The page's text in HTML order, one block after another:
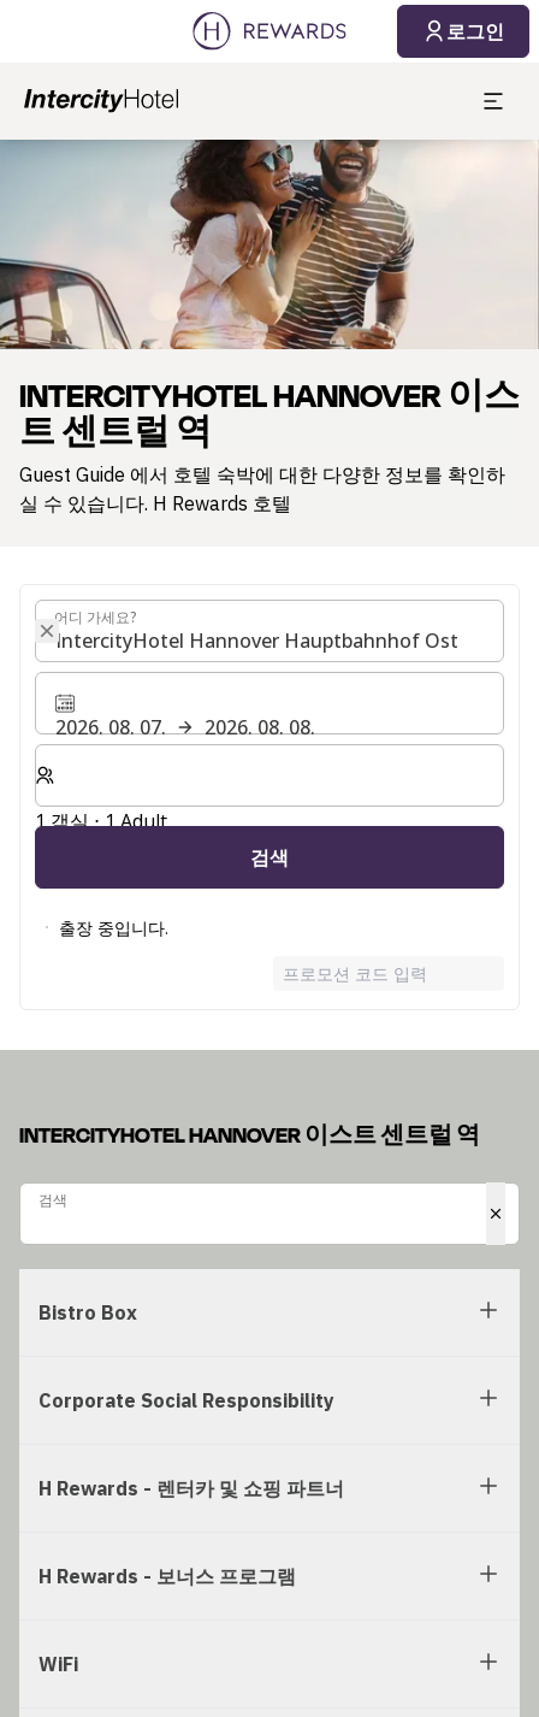
로그인
슬라이드 1 의 1
INTERCITYHOTEL HANNOVER 이스
트 센트럴 역
Guest Guide 에서 호텔 숙박에 대한 다양한 정보를 확인하
실 수 있습니다. H Rewards 호텔
2026. 08. 08.
어디 가세요?
어디 가세요?
2026. 08. 07.
2026. 08. 08.
숙박할 객실 및 게스트 수 선택
1 객실 ⋅ 1 Adult
검색
출장 중입니다.
프로모션 코드 입력
INTERCITYHOTEL HANNOVER 이스트 센트럴 역
검색
검색
Bistro Box
Corporate Social Responsibility
H Rewards - 렌터카 및 쇼핑 파트너
H Rewards - 보너스 프로그램
WiFi